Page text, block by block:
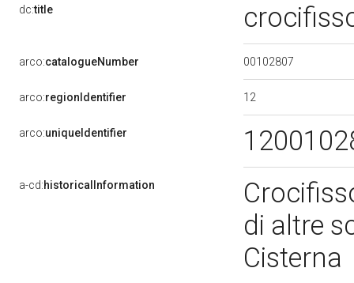
dc:title
arco:catalogueNumber 00102807
arco:regionIdentifier 12
arco:uniqueIdentifier
a-cd:historicalInformation
di altre
Cisterna